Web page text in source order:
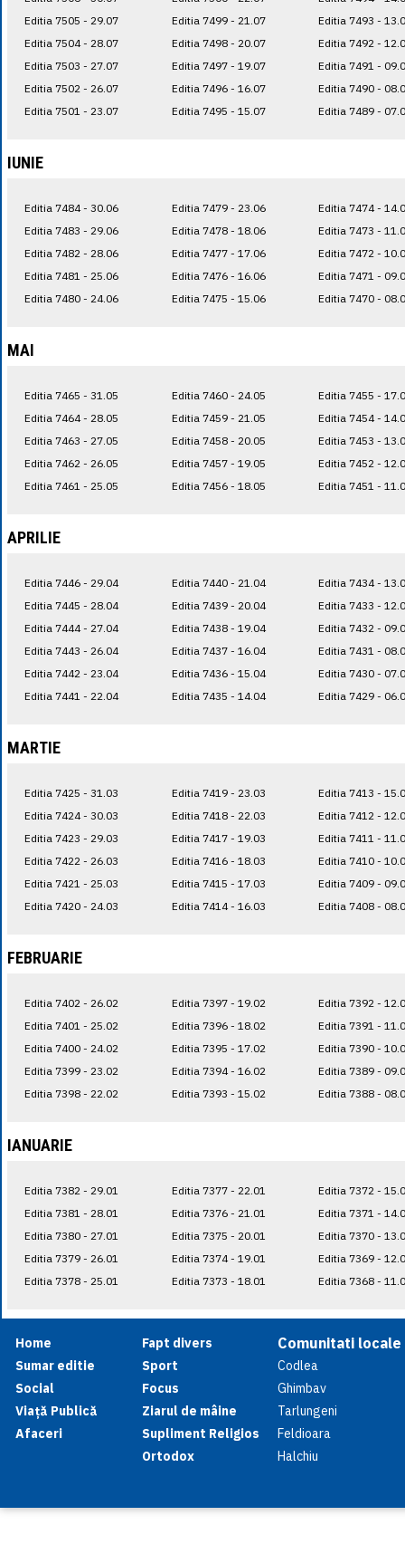
Editia 7505 - 29.07
Editia 7504 - 28.07
Editia 7503 - 27.07
Editia 7502 - 26.07
Editia 7501 - 23.07
Editia 7499 - 21.07
Editia 7498 - 20.07
Editia 7497 - 19.07
Editia 7496 - 16.07
Editia 7495 - 15.07
Editia 7493 -
Editia 7492 -
Editia 7491 -
Editia 7490 -
Editia 7489 -
IUNIE
Editia 7484 - 30.06
Editia 7483 - 29.06
Editia 7482 - 28.06
Editia 7481 - 25.06
Editia 7480 - 24.06
Editia 7479 - 23.06
Editia 7478 - 18.06
Editia 7477 - 17.06
Editia 7476 - 16.06
Editia 7475 - 15.06
Editia 7474 -
Editia 7473 -
Editia 7472 -
Editia 7471 -
Editia 7470 -
MAI
Editia 7465 - 31.05
Editia 7464 - 28.05
Editia 7463 - 27.05
Editia 7462 - 26.05
Editia 7461 - 25.05
Editia 7460 - 24.05
Editia 7459 - 21.05
Editia 7458 - 20.05
Editia 7457 - 19.05
Editia 7456 - 18.05
Editia 7455 -
Editia 7454 -
Editia 7453 -
Editia 7452 -
Editia 7451 -
APRILIE
Editia 7446 - 29.04
Editia 7445 - 28.04
Editia 7444 - 27.04
Editia 7443 - 26.04
Editia 7442 - 23.04
Editia 7441 - 22.04
Editia 7440 - 21.04
Editia 7439 - 20.04
Editia 7438 - 19.04
Editia 7437 - 16.04
Editia 7436 - 15.04
Editia 7435 - 14.04
Editia 7434 -
Editia 7433 -
Editia 7432 -
Editia 7431 -
Editia 7430 -
Editia 7429 -
MARTIE
Editia 7425 - 31.03
Editia 7424 - 30.03
Editia 7423 - 29.03
Editia 7422 - 26.03
Editia 7421 - 25.03
Editia 7420 - 24.03
Editia 7419 - 23.03
Editia 7418 - 22.03
Editia 7417 - 19.03
Editia 7416 - 18.03
Editia 7415 - 17.03
Editia 7414 - 16.03
Editia 7413 -
Editia 7412 -
Editia 7411 -
Editia 7410 -
Editia 7409 -
Editia 7408 -
FEBRUARIE
Editia 7402 - 26.02
Editia 7401 - 25.02
Editia 7400 - 24.02
Editia 7399 - 23.02
Editia 7398 - 22.02
Editia 7397 - 19.02
Editia 7396 - 18.02
Editia 7395 - 17.02
Editia 7394 - 16.02
Editia 7393 - 15.02
Editia 7392 -
Editia 7391 -
Editia 7390 -
Editia 7389 -
Editia 7388 -
IANUARIE
Editia 7382 - 29.01
Editia 7381 - 28.01
Editia 7380 - 27.01
Editia 7379 - 26.01
Editia 7378 - 25.01
Editia 7377 - 22.01
Editia 7376 - 21.01
Editia 7375 - 20.01
Editia 7374 - 19.01
Editia 7373 - 18.01
Editia 7372 -
Editia 7371 -
Editia 7370 -
Editia 7369 -
Editia 7368 -
Home
Sumar editie
Social
Viață Publică
Afaceri
Fapt divers
Sport
Focus
Ziarul de mâine
Supliment Religios
Ortodox
Comunitati locale
Codlea
Ghimbav
Tarlungeni
Feldioara
Halchiu